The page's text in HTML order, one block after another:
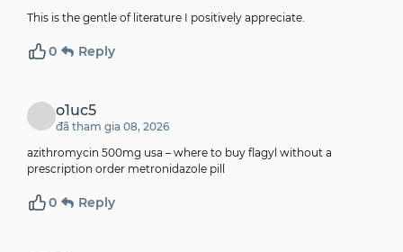
This is the gentle of literature I positively appreciate.
0 Reply
o1uc5
đã tham gia 08, 2026
azithromycin 500mg usa – where to buy flagyl without a
prescription order metronidazole pill
0 Reply